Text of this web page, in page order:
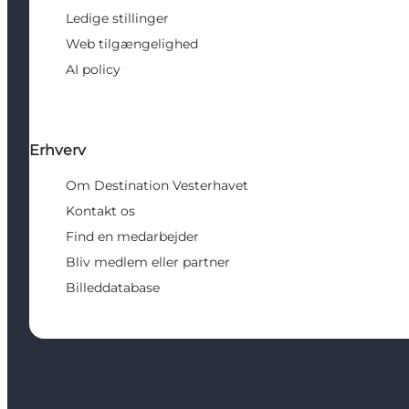
Ledige stillinger
Web tilgængelighed
AI policy
Erhverv
Om Destination Vesterhavet
Kontakt os
Find en medarbejder
Bliv medlem eller partner
Billeddatabase